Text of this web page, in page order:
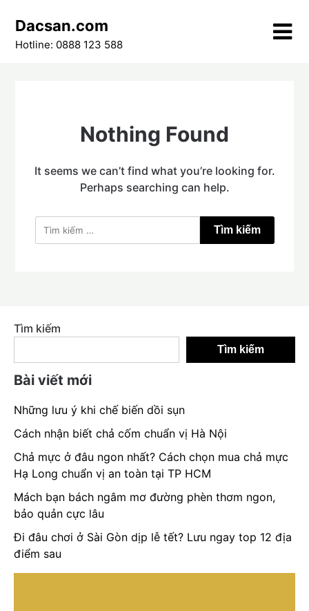
content
Dacsan.com
Hotline: 0888 123 588
Nothing Found
It seems we can’t find what you’re looking for.
Perhaps searching can help.
Tìm
kiếm
Tìm kiếm
Tìm kiếm
Bài viết mới
Những lưu ý khi chế biến dồi sụn
Cách nhận biết chả cốm chuẩn vị Hà Nội
Chả mực ở đâu ngon nhất? Cách chọn mua chả mực
Hạ Long chuẩn vị an toàn tại TP HCM
Mách bạn bách ngâm mơ đường phèn thơm ngon,
bảo quản cực lâu
Đi đâu chơi ở Sài Gòn dịp lễ tết? Lưu ngay top 12 địa
điểm sau